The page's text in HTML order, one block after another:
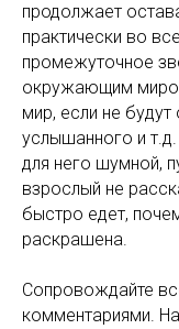
продолжает
практически во
промежуточное
окружающим
мир, если не
услышанного и
для него шумной,
взрослый не
быстро едет,
раскрашена.
Сопровождайте
комментариями.